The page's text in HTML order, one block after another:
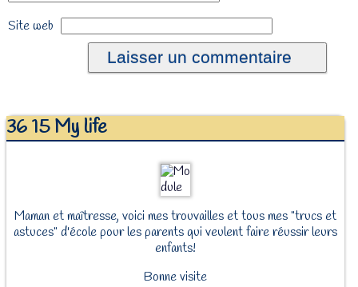
Site web
36 15 My life
Maman et maîtresse, voici mes trouvailles et tous mes "trucs et
astuces" d'école pour les parents qui veulent faire réussir leurs
enfants!
Bonne visite